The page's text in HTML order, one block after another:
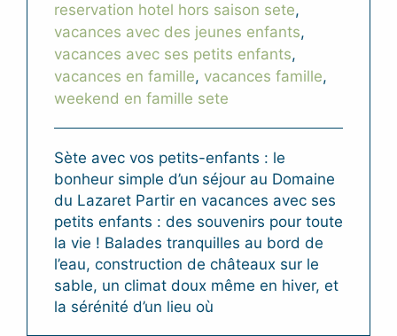
reservation hotel hors saison sete,
vacances avec des jeunes enfants,
vacances avec ses petits enfants,
vacances en famille, vacances famille,
weekend en famille sete
Sète avec vos petits-enfants : le
bonheur simple d’un séjour au Domaine
du Lazaret Partir en vacances avec ses
petits enfants : des souvenirs pour toute
la vie ! Balades tranquilles au bord de
l’eau, construction de châteaux sur le
sable, un climat doux même en hiver, et
la sérénité d’un lieu où